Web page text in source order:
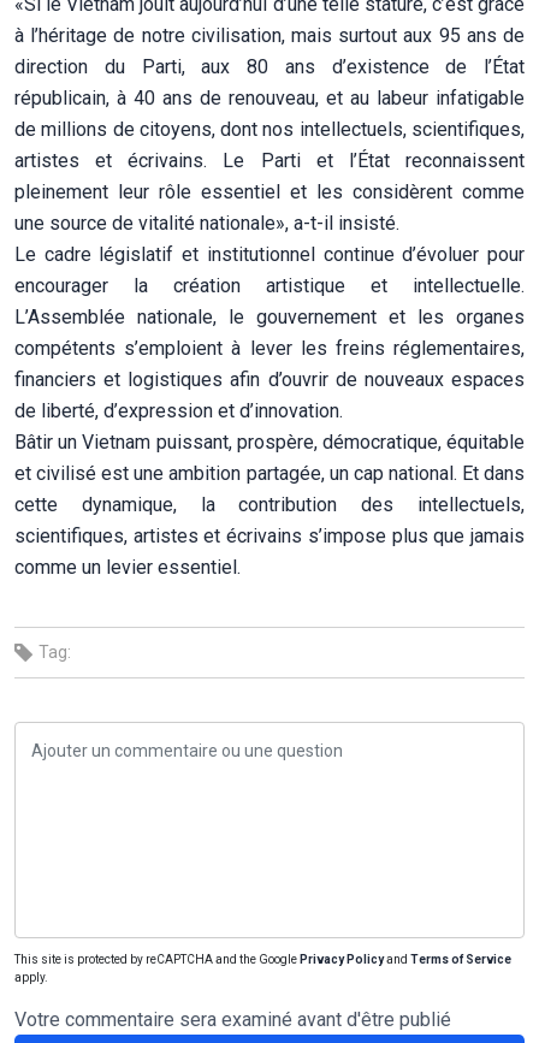
à l’héritage de notre civilisation, mais surtout aux 95 ans de
direction du Parti, aux 80 ans d’existence de l’État
républicain, à 40 ans de renouveau, et au labeur infatigable
de millions de citoyens, dont nos intellectuels, scientifiques,
artistes et écrivains. Le Parti et l’État reconnaissent
pleinement leur rôle essentiel et les considèrent comme
une source de vitalité nationale», a-t-il insisté.
Le cadre législatif et institutionnel continue d’évoluer pour
encourager la création artistique et intellectuelle.
L’Assemblée nationale, le gouvernement et les organes
compétents s’emploient à lever les freins réglementaires,
financiers et logistiques afin d’ouvrir de nouveaux espaces
de liberté, d’expression et d’innovation.
Bâtir un Vietnam puissant, prospère, démocratique, équitable
et civilisé est une ambition partagée, un cap national. Et dans
cette dynamique, la contribution des intellectuels,
scientifiques, artistes et écrivains s’impose plus que jamais
comme un levier essentiel.
Tag:
This site is protected by reCAPTCHA and the Google Privacy Policyand Terms of Service
apply.
Votre commentaire sera examiné avant d'être publié